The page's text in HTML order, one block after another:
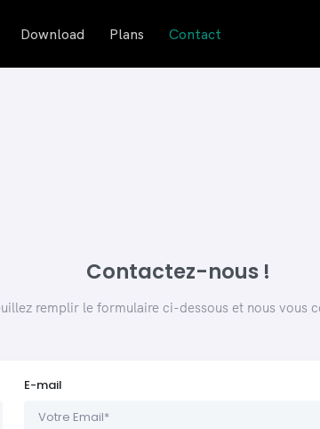
Download Plans Contact
Contactez-nous !
remplir le formulaire ci-dessous et nous vous
E-mail